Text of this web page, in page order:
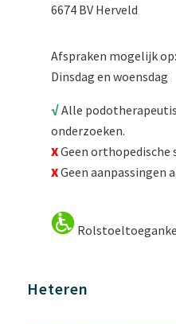
6674 BV Herveld
Afspraken mogelijk op:
Dinsdag en woensdag
√Alle
onderzoeken.
XGeen orthopedische
XGeen aanpassingen
Heteren